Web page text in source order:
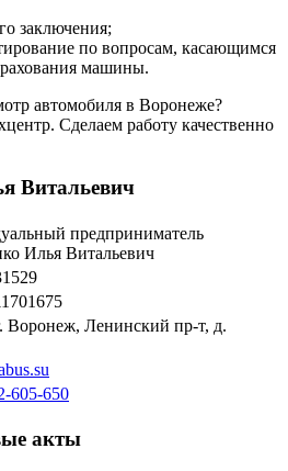
заключения;
по вопросам, касающимся
машины.
автомобиля в Воронеже?
Сделаем работу качественно
Витальевич
предприниматель
Илья Витальевич
Воронеж, Ленинский пр-т, д.
605-650
акты